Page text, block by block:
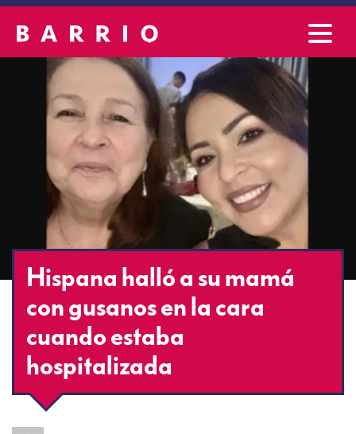
Hispana halló a su mamá
con gusanos en la cara
cuando estaba
hospitalizada